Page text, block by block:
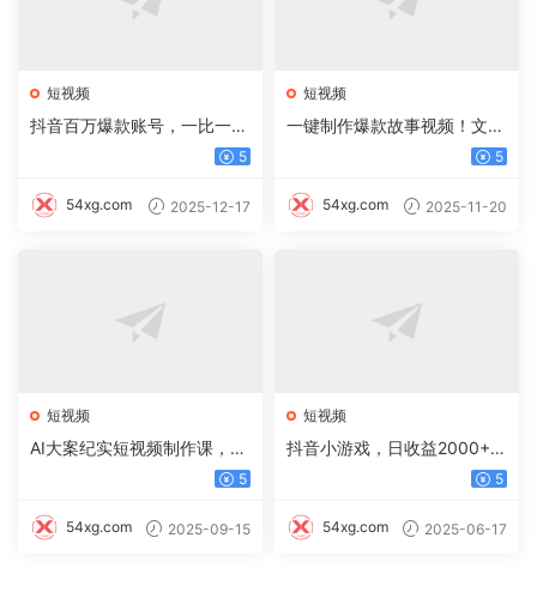
短视频
抖音百万爆款账号，一比一复
刻内容教程，从0-1实操课，
入10w+
5
54xg.com 2025-12-17
短视频
一键制作爆款故事视频！文字
秒变YouTube自动发布的傻瓜
5
54xg.com 2025-11-20
短视频
AI大案纪实短视频制作课，文
案生成+剪辑教学+伙伴计划 5
54xg.com 2025-09-15
短视频
抖音小游戏，日收益2000+暴
5
54xg.com 2025-06-17